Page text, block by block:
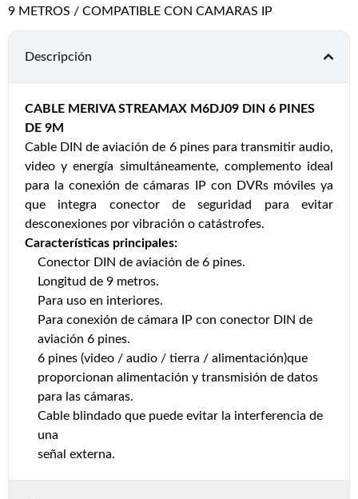
9 METROS / COMPATIBLE CON CAMARAS IP
Descripción
CABLE MERIVA STREAMAX M6DJ09 DIN 6 PINES
DE 9M
Cable DIN de aviación de 6 pines para transmitir audio,
video y energía simultáneamente, complemento ideal
para la conexión de cámaras IP con DVRs móviles ya
que integra conector de seguridad para evitar
desconexiones por vibración o catástrofes.
Características principales:
Conector DIN de aviación de 6 pines.
Longitud de 9 metros.
Para uso en interiores.
Para conexión de cámara IP con conector DIN de
aviación 6 pines.
6 pines (video / audio / tierra / alimentación)que
proporcionan alimentación y transmisión de datos
para las cámaras.
Cable blindado que puede evitar la interferencia de
una
señal externa.